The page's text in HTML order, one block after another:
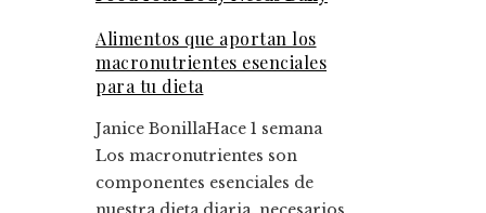
Alimentos que aportan los
macronutrientes esenciales
para tu dieta
Janice BonillaHace 1 semana
Los macronutrientes son
componentes esenciales de